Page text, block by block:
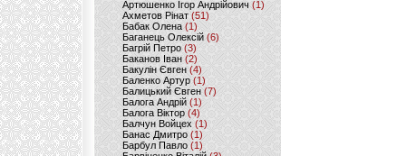
Артюшенко Ігор Андрійович(1)
Ахметов Рінат(51)
Бабак Олена(1)
Баганець Олексій(6)
Багрій Петро (3)
Баканов Іван(2)
Бакулін Євген (4)
Баленко Артур(1)
Балицький Євген(7)
Балога Андрій (1)
Балога Віктор (4)
Балчун Войцех (1)
Банас Дмитро (1)
Барбул Павло(1)